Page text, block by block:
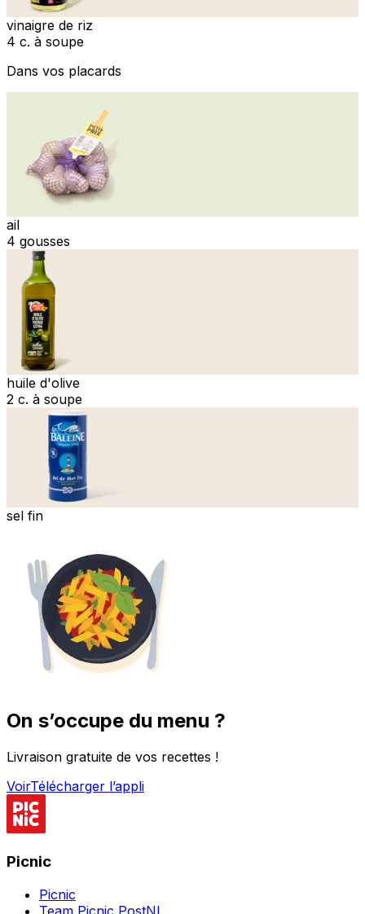
vinaigre de riz
4 c. à soupe
Dans vos placards
ail
4 gousses
huile d'olive
2 c. à soupe
sel fin
On s’occupe du menu ?
Livraison gratuite de vos recettes !
VoirTélécharger l’appli
Picnic
Picnic
Team Picnic PostNL